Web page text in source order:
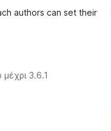
authors can set their
3.6.1